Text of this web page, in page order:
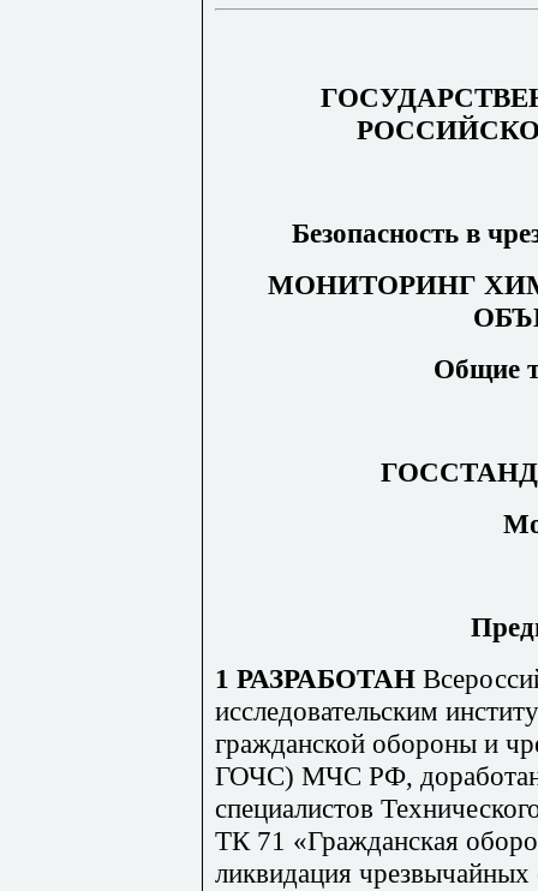
Безопасность в
МОНИТОРИНГ
Общие
1 РАЗРАБОТАН
исследовательским
гражданской обороны и
ГОЧС) МЧС РФ, доработан
специалистов
ТК 71 «Гражданская
ликвидация чрезвычайных